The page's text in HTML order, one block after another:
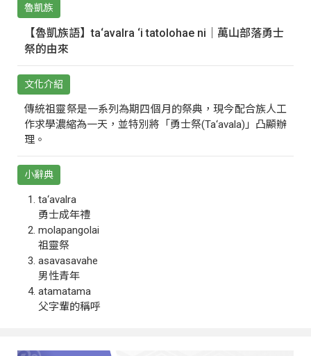
魯凱族
【魯凱族語】ta‘avalra ‘i tatolohae ni｜萬山部落勇士
祭的由來
文化介紹
傳統祖靈祭是一系列為期四個月的祭典，現今配合族人工
作求學濃縮為一天，並特別將「勇士祭(Ta‘avala)」凸顯辦
理。
小辭典
ta‘avalra
勇士成年禮
molapangolai
祖靈祭
asavasavahe
男性青年
atamatama
父字輩的稱呼